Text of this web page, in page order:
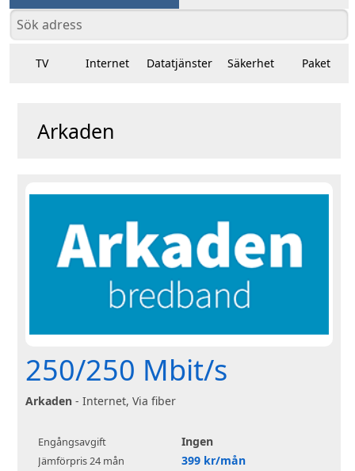
TV Internet Datatjänster Säkerhet Paket
Arkaden
250/250 Mbit/s
Arkaden - Internet, Via fiber
Engångsavgift Ingen
Jämförpris 24 mån 399 kr/mån